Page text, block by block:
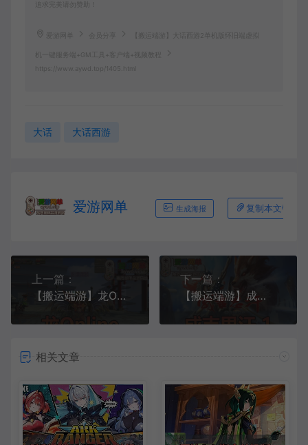
追求完美请勿赞助！
爱游网单
机一键服务端+GM工具+客户端+视频教程
https://www.aywd.top/1405.html
大话 大话西游
爱游网单 生成海报 复制本文链接
上一篇：
【搬运端游】龙Online虚拟机一键服务端+GM工具+GM模式+注册站+登录器+客户端+视频教程
下一篇：
【搬运端游】成吉思汗1一键服务端+GM工具+客户端+视频教程
相关文章